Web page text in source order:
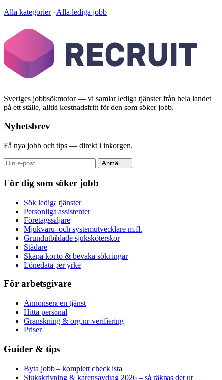
Alla kategorier· Alla lediga jobb
Sveriges jobbsökmotor — vi samlar lediga tjänster från hela landet
på ett ställe, alltid kostnadsfritt för den som söker jobb.
Nyhetsbrev
Få nya jobb och tips — direkt i inkorgen.
Anmäl …
För dig som söker jobb
Sök lediga tjänster
Personliga assistenter
Företagssäljare
Mjukvaru- och systemutvecklare m.fl.
Grundutbildade sjuksköterskor
Städare
Skapa konto & bevaka sökningar
Lönedata per yrke
För arbetsgivare
Annonsera en tjänst
Hitta personal
Granskning & org.nr-verifiering
Priser
Guider & tips
Byta jobb – komplett checklista
Sjukskrivning & karensavdrag 2026 – så räknas det ut